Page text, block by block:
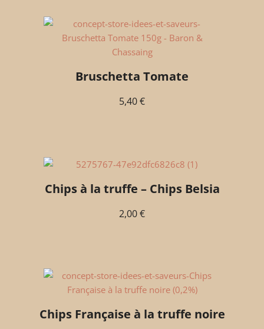
Bruschetta Tomate
5,40€
Chips à la truffe – Chips Belsia
2,00€
Chips Française à la truffe noire